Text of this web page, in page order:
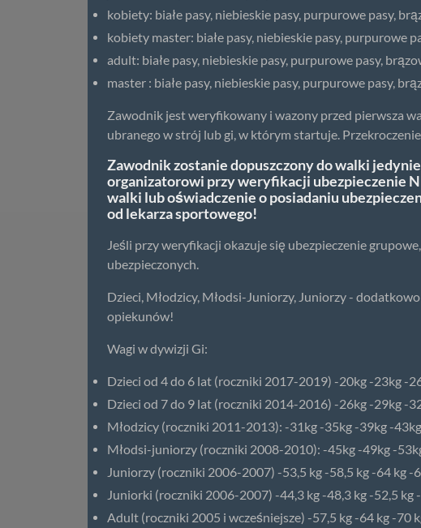
kobiety: białe pasy, niebieskie pasy, purpurowe pasy,
kobiety master: białe pasy, niebieskie pasy, purpurowe
adult: białe pasy, niebieskie pasy, purpurowe pasy,
master : białe pasy, niebieskie pasy, purpurowe pasy,
Zawodnik jest weryfikowany i wazony przed pierwsza
ubranego w strój lub gi, w którym startuje.
Zawodnik zostanie dopuszczony do walki
organizatorowi przy weryfikacji ubezpieczenie
walki lub oświadczenie o posiadaniu
od lekarza sportowego!
Jeśli przy weryfikacji okazuje się ubezpieczenie
ubezpieczonych.
Dzieci, Młodzicy, Młodsi-Juniorzy, Juniorzy -
opiekunów!
Wagi w dywizji Gi:
Dzieci od 4 do 6 lat (roczniki 2017-2019) -20kg -23kg -
Dzieci od 7 do 9 lat (roczniki 2014-2016) -26kg -29kg -
Młodzicy (roczniki 2011-2013): -31kg -35kg -39kg -
Młodsi-juniorzy (roczniki 2008-2010): -45kg -49kg -
Juniorzy (roczniki 2006-2007) -53,5 kg -58,5 kg -64 kg -
Juniorki (roczniki 2006-2007) -44,3 kg -48,3 kg -52,5 kg
Adult (roczniki 2005 i wcześniejsze) -57,5 kg -64 kg -70